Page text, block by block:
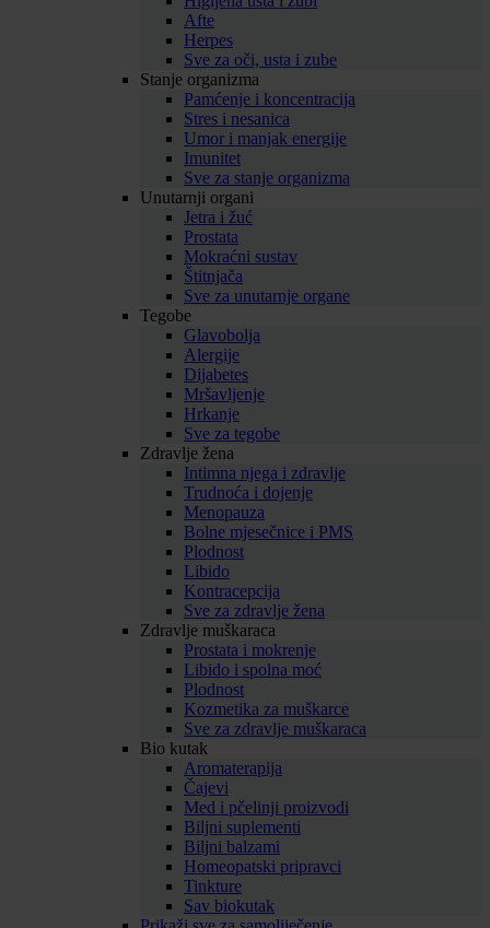
Afte
Herpes
Sve za oči, usta i zube
Stanje organizma
Pamćenje i koncentracija
Stres i nesanica
Umor i manjak energije
Imunitet
Sve za stanje organizma
Unutarnji organi
Jetra i žuć
Prostata
Mokraćni sustav
Štitnjača
Sve za unutarnje organe
Tegobe
Glavobolja
Alergije
Dijabetes
Mršavljenje
Hrkanje
Sve za tegobe
Zdravlje žena
Intimna njega i zdravlje
Trudnoća i dojenje
Menopauza
Bolne mjesečnice i PMS
Plodnost
Libido
Kontracepcija
Sve za zdravlje žena
Zdravlje muškaraca
Prostata i mokrenje
Libido i spolna moć
Plodnost
Kozmetika za muškarce
Sve za zdravlje muškaraca
Bio kutak
Aromaterapija
Čajevi
Med i pčelinji proizvodi
Biljni suplementi
Biljni balzami
Homeopatski pripravci
Tinkture
Sav biokutak